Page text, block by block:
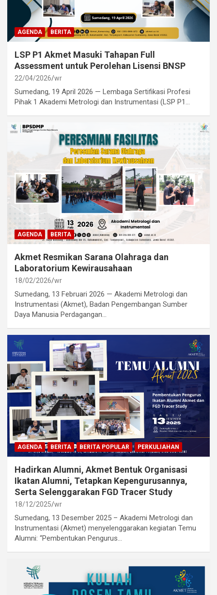
AGENDA BERITA
LSP P1 Akmet Masuki Tahapan Full
Assessment untuk Perolehan Lisensi BNSP
22/04/2026 wr
Sumedang, 19 April 2026 — Lembaga Sertifikasi Profesi
Pihak 1 Akademi Metrologi dan Instrumentasi (LSP P1…
AGENDA BERITA
Akmet Resmikan Sarana Olahraga dan
Laboratorium Kewirausahaan
18/02/2026 wr
Sumedang, 13 Februari 2026 — Akademi Metrologi dan
Instrumentasi (Akmet), Badan Pengembangan Sumber
Daya Manusia Perdagangan…
AGENDA BERITA BERITA POPULAR PERKULIAHAN
Hadirkan Alumni, Akmet Bentuk Organisasi
Ikatan Alumni, Tetapkan Kepengurusannya,
Serta Selenggarakan FGD Tracer Study
18/12/2025 wr
Sumedang, 13 Desember 2025 – Akademi Metrologi dan
Instrumentasi (Akmet) menyelenggarakan kegiatan Temu
Alumni: “Pembentukan Pengurus…